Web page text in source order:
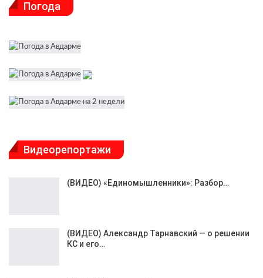
Погода
Видеорепортажи
(ВИДЕО) «Единомышленники»: Разбор…
(ВИДЕО) Александр Тарнавский — о решении
КС и его…